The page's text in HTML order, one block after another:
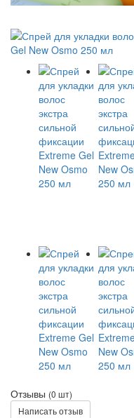
Отзывы (0 шт)
Написать отзыв